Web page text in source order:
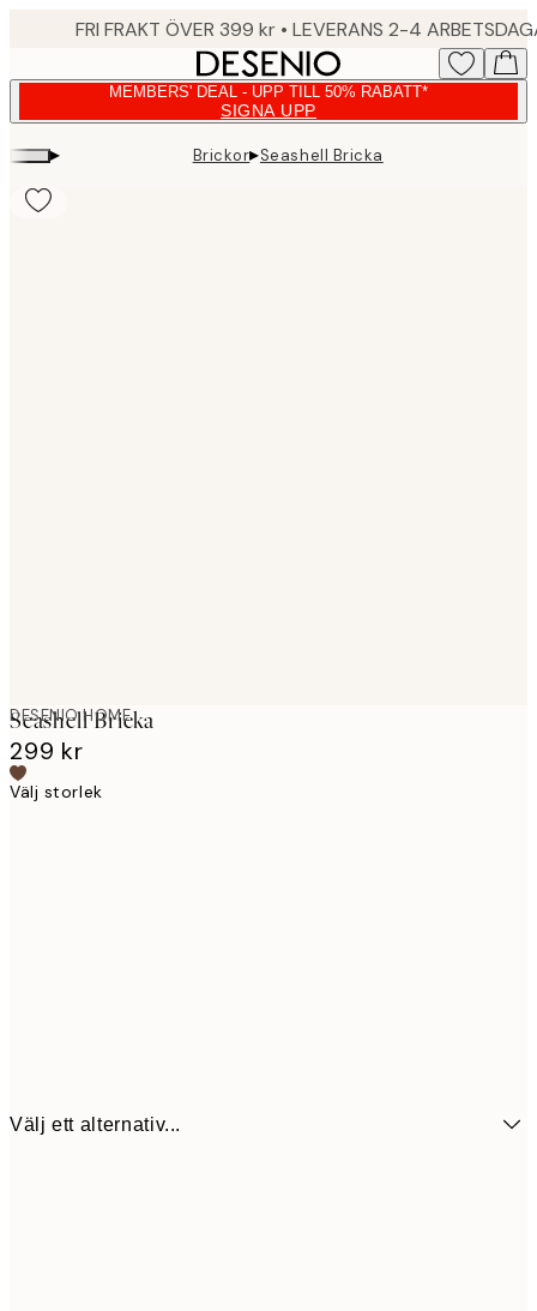
FRI FRAKT ÖVER 399 kr • LEVERANS 2-4
MEMBERS' DEAL - UPP TILL 50% RABATT*
SIGNA UPP
▸ Brickor▸Seashell Bricka
DESENIO HOME
Seashell Bricka
299 kr
Välj storlek
Välj ett alternativ...